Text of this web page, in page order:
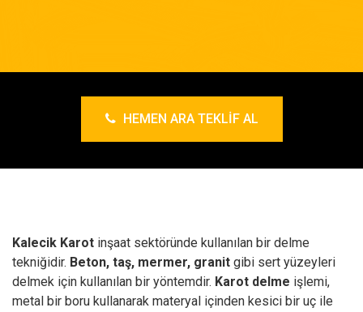
HEMEN ARA TEKLIF AL
Kalecik Karot inşaat sektöründe kullanılan bir delme
tekniğidir. Beton, taş, mermer, granit gibi sert yüzeyleri
delmek için kullanılan bir yöntemdir. Karot delme işlemi,
metal bir boru kullanarak materyal içinden kesici bir uç ile